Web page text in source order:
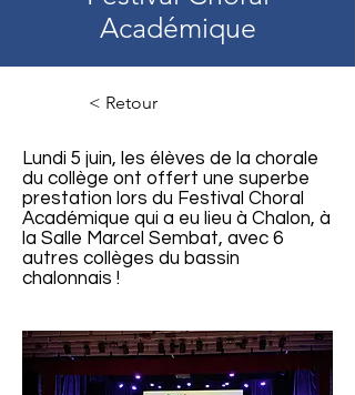
Académique
< Retour
Lundi 5 juin, les élèves de la chorale
du collège ont offert une superbe
prestation lors du Festival Choral
Académique qui a eu lieu à Chalon, à
la Salle Marcel Sembat, avec 6
autres collèges du bassin
chalonnais !